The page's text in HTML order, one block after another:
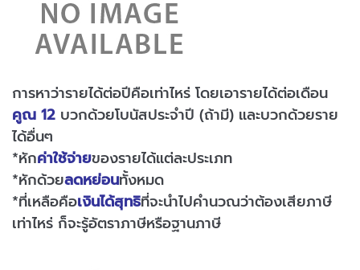
การหาว่ารายได้ต่อปีคือเท่าไหร่ โดยเอารายได้ต่อเดือน
คูณ 12 บวกด้วยโบนัสประจำปี (ถ้ามี) และบวกด้วยราย
ได้อื่นๆ
*หักค่าใช้จ่ายของรายได้แต่ละประเภท
*หักด้วยลดหย่อนทั้งหมด
*ที่เหลือคือเงินได้สุทธิที่จะนำไปคำนวณว่าต้องเสียภาษี
เท่าไหร่ ก็จะรู้อัตราภาษีหรือฐานภาษี